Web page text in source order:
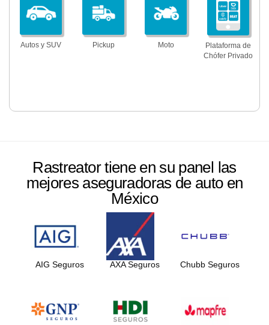
Autos y SUV Pickup Moto
Plataforma de
Chófer Privado
Rastreator tiene en su panel las
mejores aseguradoras de auto en
México
AIG Seguros AXA Seguros Chubb Seguros